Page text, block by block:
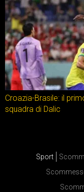
Croazia-Brasile: il
squadra di Dalic
Sport